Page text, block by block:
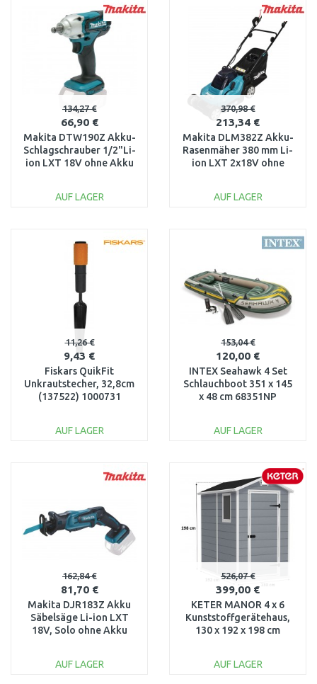
Vergleichen Vergleichen
134,27 €
66,90 €
Makita DTW190Z Akku-
Schlagschrauber 1/2"Li-
ion LXT 18V ohne Akku
AUF LAGER
Vergleichen
370,98 €
213,34 €
Makita DLM382Z Akku-
Rasenmäher 380 mm Li-
ion LXT 2x18V ohne
AUF LAGER
11,26 €
9,43 €
Fiskars QuikFit
Unkrautstecher, 32,8cm
(137522) 1000731
AUF LAGER
153,04 €
120,00 €
INTEX Seahawk 4 Set
Schlauchboot 351 x 145
x 48 cm 68351NP
AUF LAGER
WARENKORB
Vergleichen
162,84 €
81,70 €
Makita DJR183Z Akku
Säbelsäge Li-ion LXT
18V, Solo ohne Akku
AUF LAGER
526,07 €
399,00 €
KETER MANOR 4 x 6
Kunststoffgerätehaus,
130 x 192 x 198 cm
AUF LAGER